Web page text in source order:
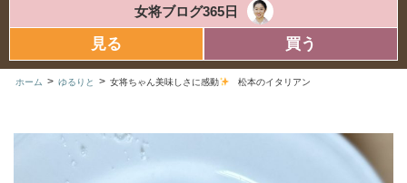
女将ブログ365日
見る 買う
ホーム > ゆるりと > 女将ちゃん美味しさに感動 松本のイタリアン